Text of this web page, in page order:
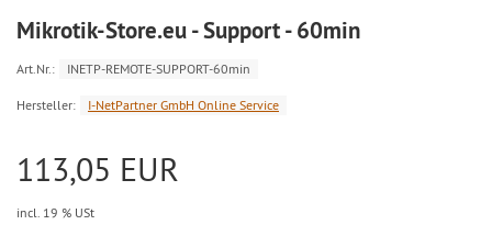
Mikrotik-Store.eu - Support - 60min
Art.Nr.: INETP-REMOTE-SUPPORT-60min
Hersteller: I-NetPartner GmbH Online Service
113,05 EUR
incl. 19 % USt